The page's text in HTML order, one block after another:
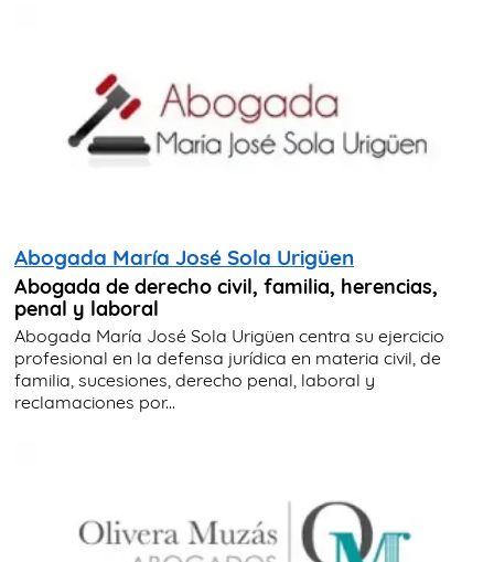
Abogada María José Sola Urigüen
Abogada de derecho civil, familia, herencias,
penal y laboral
Abogada María José Sola Urigüen centra su ejercicio
profesional en la defensa jurídica en materia civil, de
familia, sucesiones, derecho penal, laboral y
reclamaciones por...